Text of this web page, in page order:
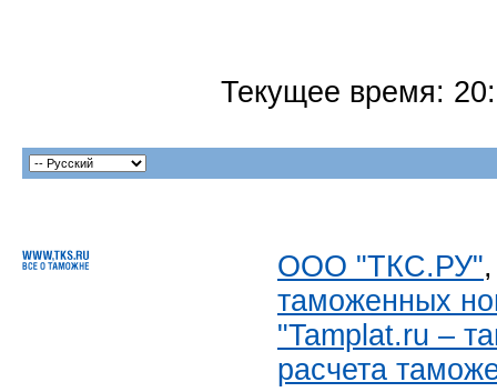
Текущее время:
ООО "ТКС.РУ"
таможенных
"Tamplat.ru –
расчета